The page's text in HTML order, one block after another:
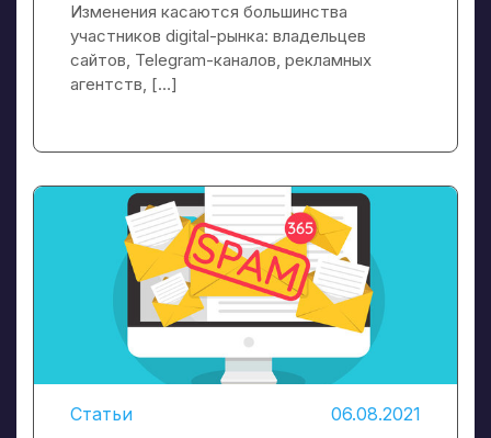
Изменения касаются большинства
участников digital-рынка: владельцев
сайтов, Telegram-каналов, рекламных
агентств, […]
Статьи 06.08.2021